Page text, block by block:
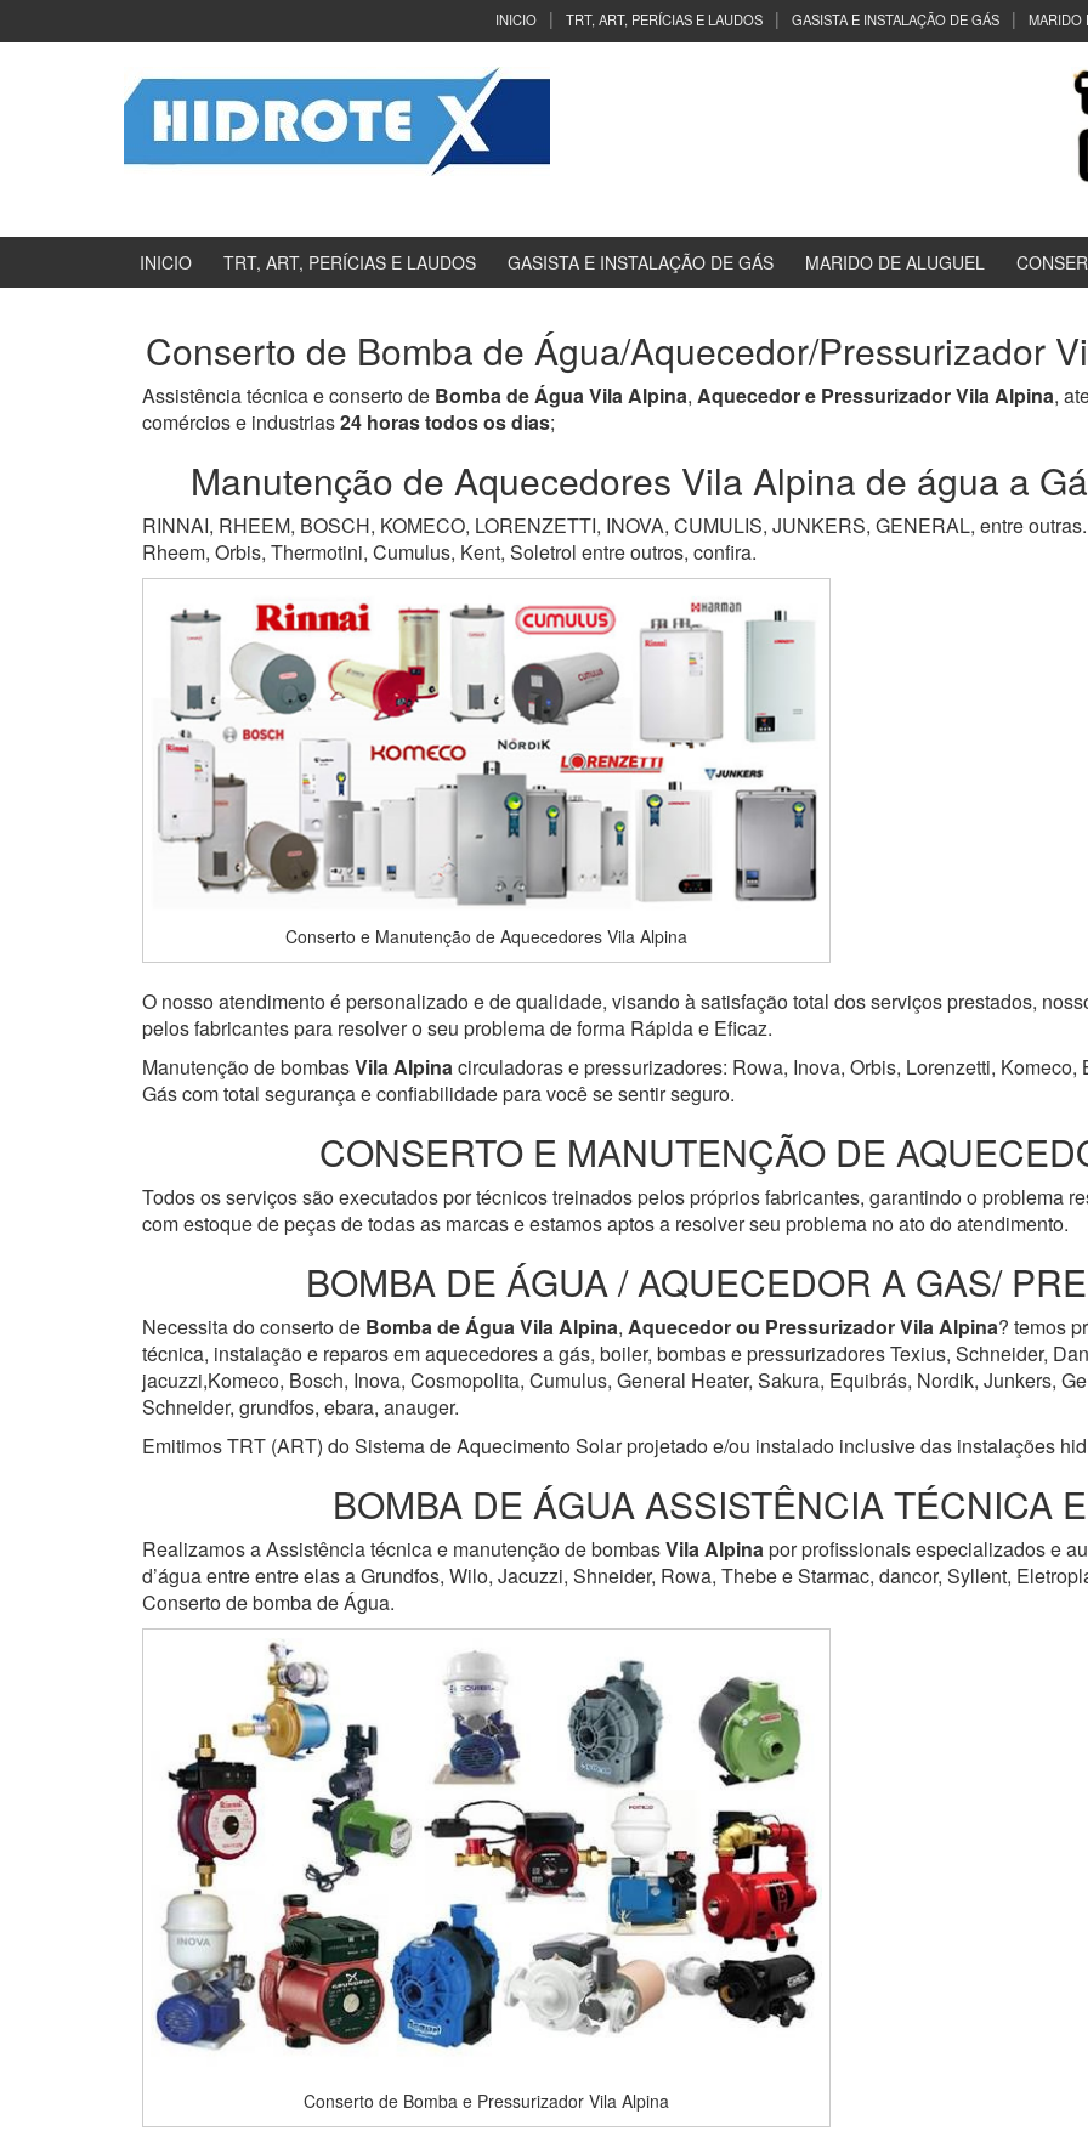
INICIO TRT, ART, PERÍCIAS E LAUDOS GASISTA E INSTALAÇÃO DE GÁS MARIDO
INICIO TRT, ART, PERÍCIAS E LAUDOS GASISTA E INSTALAÇÃO DE GÁS MARIDO DE ALUGUEL
Conserto de Bomba de Água/Aquecedor/Pressurizador
Assistência técnica e conserto de Bomba de Água Vila Alpina, Aquecedor e Pressurizador Vila Alpina,
comércios e industrias24 horas todos os dias;
Manutenção de Aquecedores Vila Alpina de água a
RINNAI, RHEEM, BOSCH, KOMECO, LORENZETTI, INOVA, CUMULIS, JUNKERS, GENERAL, entre
Rheem, Orbis, Thermotini, Cumulus, Kent, Soletrol entre outros, confira.
Conserto e Manutenção de Aquecedores Vila Alpina
O nosso atendimento é personalizado e de qualidade, visando à satisfação total dos serviços prestados,
pelos fabricantes para resolver o seu problema de forma Rápida e Eficaz.
Manutenção de bombasVila Alpinacirculadoras e pressurizadores: Rowa, Inova, Orbis, Lorenzetti,
Gás com total segurança e confiabilidade para você se sentir seguro.
CONSERTO E MANUTENÇÃO DE
Todos os serviços são executados por técnicos treinados pelos próprios fabricantes, garantindo o problema
com estoque de peças de todas as marcas e estamos aptos a resolver seu problema no ato do atendimento.
BOMBA DE ÁGUA / AQUECEDOR A GAS/
Necessita do conserto de Bomba de ÁguaVila Alpina, Aquecedor ou PressurizadorVila Alpina? temos
técnica, instalação e reparos em aquecedores a gás, boiler, bombas e pressurizadores Texius, Schneider,
jacuzzi,Komeco, Bosch, Inova, Cosmopolita, Cumulus, General Heater, Sakura, Equibrás, Nordik, Junkers,
Schneider, grundfos, ebara, anauger.
Emitimos TRT (ART) do Sistema de Aquecimento Solar projetado e/ou instalado inclusive das instalações
BOMBA DE ÁGUA ASSISTÊNCIA TÉCNICA
Realizamos a Assistência técnica e manutenção de bombasVila Alpinapor profissionais especializados e
d’água entre entre elas a Grundfos, Wilo, Jacuzzi, Shneider, Rowa, Thebe e Starmac, dancor, Syllent,
Conserto de bomba de Água.
Conserto de Bomba e Pressurizador Vila Alpina